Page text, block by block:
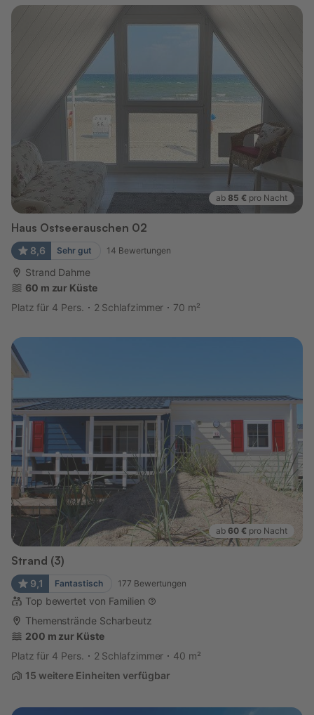
ab 85 € pro Nacht
Haus Ostseerauschen 02
8,6 Sehr gut 14 Bewertungen
Strand Dahme
60 m zur Küste
Platz für 4 Pers.
2 Schlafzimmer 70 m²
ab 60 € pro Nacht
Strand (3)
9,1 Fantastisch 177 Bewertungen
Top bewertet von Familien
Themenstrände Scharbeutz
200 m zur Küste
Platz für 4 Pers.
2 Schlafzimmer
40 m²
15 weitere Einheiten verfügbar